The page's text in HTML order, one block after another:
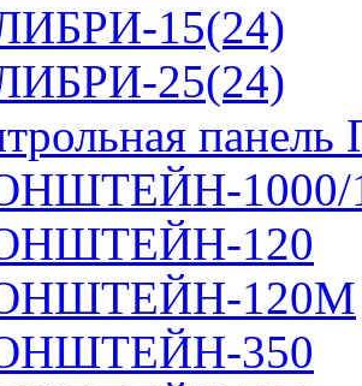
15(24)
25(24)
1000/
120
120М
350